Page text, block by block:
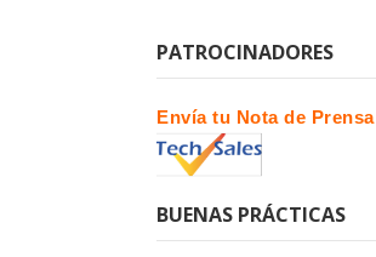
PATROCINADORES
Envía tu Nota de Prensa
BUENAS PRÁCTICAS